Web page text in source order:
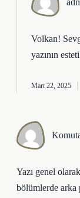
Volkan!
yazının
Mart 22, 2025
Yazı genel
bölümlerde arka